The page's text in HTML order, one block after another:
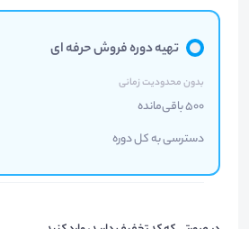
تهیه دوره فروش حرفه ای
بدون محدودیت زمانی
500 باقی‌مانده
دسترسی به کل دوره